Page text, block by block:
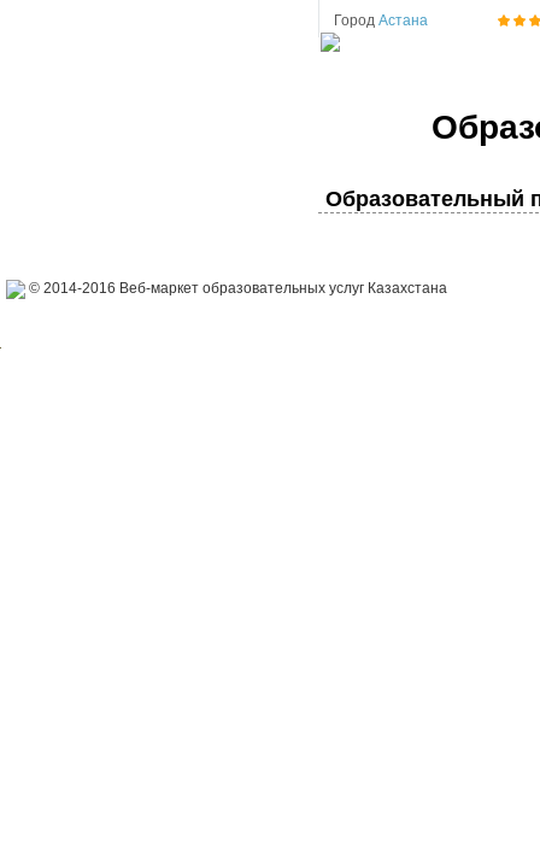
Город Астана
Образовательный
© 2014-2016 Веб-маркет образовательных услуг Казахстана